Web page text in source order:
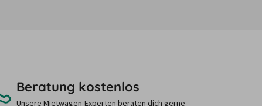
Beratung kostenlos
Unsere Mietwagen-Experten beraten dich gerne